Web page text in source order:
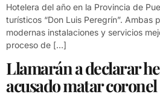
Hotelera del año en la Provincia de
turísticos “Don Luis Peregrín”. Ambas
modernas instalaciones y servicios
proceso de […]
Llamarán a declarar
acusado matar coronel